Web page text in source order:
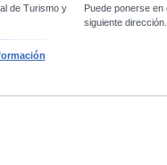
de Turismo y
Puede ponerse
siguiente dirección.